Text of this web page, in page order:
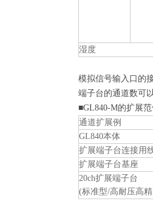
湿度
模拟信号输入口的
端子台的通道数可
■GL840-M的扩展
通道扩展例
GL840本体
扩展端子台连接用
扩展端子台基座
20ch扩展端子台
(标准型/高耐压高